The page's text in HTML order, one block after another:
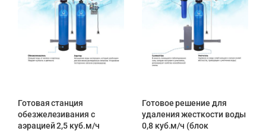
Готовая станция
обезжелезивания c
аэрацией 2,5 куб.м/ч
Готовое решение для
удаления жесткости воды
0,8 куб.м/ч (блок